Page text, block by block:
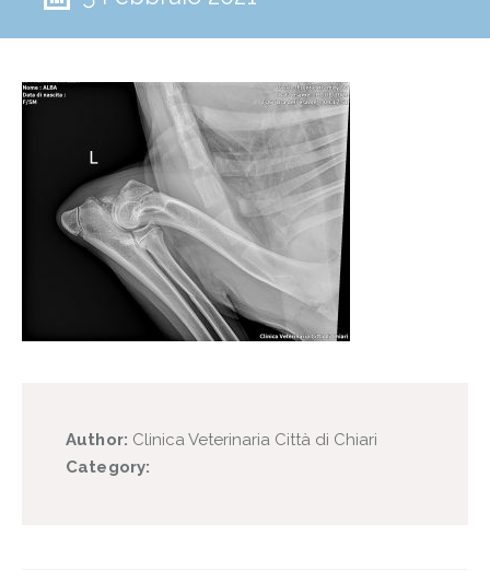
Author: Clinica Veterinaria Città di Chiari
Category: